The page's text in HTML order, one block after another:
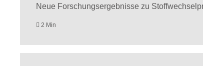
Neue Forschungsergebnisse zu
2 Min